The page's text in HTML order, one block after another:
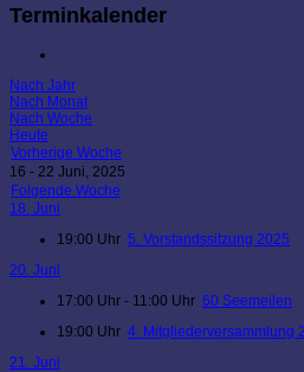
Terminkalender
Nach Jahr
Nach Monat
Nach Woche
Heute
Vorherige Woche
16 - 22 Juni, 2025
Folgende Woche
18. Juni
19:00 Uhr 5. Vorstandssitzung 2025
20. Juni
17:00 Uhr - 11:00 Uhr 60 Seemeilen
19:00 Uhr 4. Mitgliederversammlung
21. Juni